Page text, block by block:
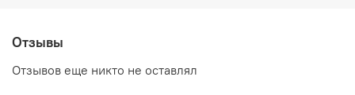
эффективному преобразованию электромагнитной
энергии в механическую
Отзывы
Отзывов еще никто не оставлял